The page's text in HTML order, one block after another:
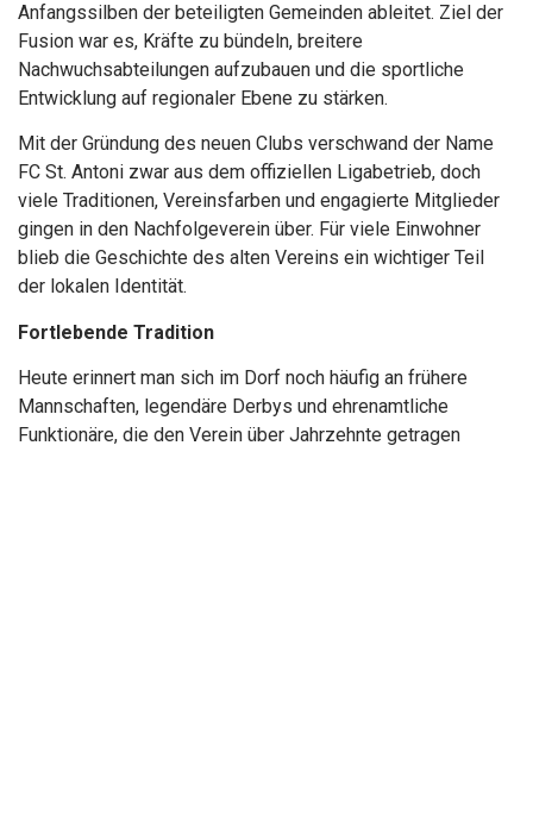
Anfangssilben der beteiligten Gemeinden ableitet. Ziel der
Fusion war es, Kräfte zu bündeln, breitere
Nachwuchsabteilungen aufzubauen und die sportliche
Entwicklung auf regionaler Ebene zu stärken.
Mit der Gründung des neuen Clubs verschwand der Name
FC St. Antoni zwar aus dem offiziellen Ligabetrieb, doch
viele Traditionen, Vereinsfarben und engagierte Mitglieder
gingen in den Nachfolgeverein über. Für viele Einwohner
blieb die Geschichte des alten Vereins ein wichtiger Teil
der lokalen Identität.
Fortlebende Tradition
Heute erinnert man sich im Dorf noch häufig an frühere
Mannschaften, legendäre Derbys und ehrenamtliche
Funktionäre, die den Verein über Jahrzehnte getragen